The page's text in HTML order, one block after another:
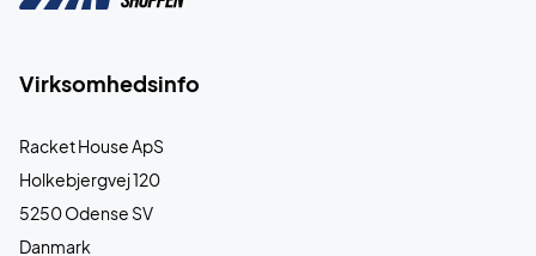
Virksomhedsinfo
Racket House ApS
Holkebjergvej 120
5250 Odense SV
Danmark